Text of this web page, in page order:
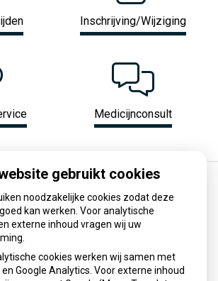
Inschrijving/Wijziging
Medicijnconsult
Home Medische informatie
Kompas
Kompas van hetCollege voor
biedt informatie over in Nederland
gebruikt cookies
noodzakelijke cookies zodat deze
kan werken. Voor analytische
externe inhoud vragen wij uw
cookies werken wij samen met
Google Analytics. Voor externe inhoud